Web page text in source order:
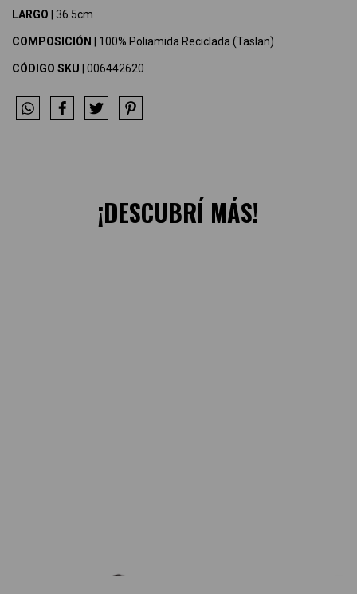
LARGO | 36.5cm
COMPOSICIÓN | 100% Poliamida Reciclada (Taslan)
CÓDIGO SKU | 006442620
¡DESCUBRÍ MÁS!